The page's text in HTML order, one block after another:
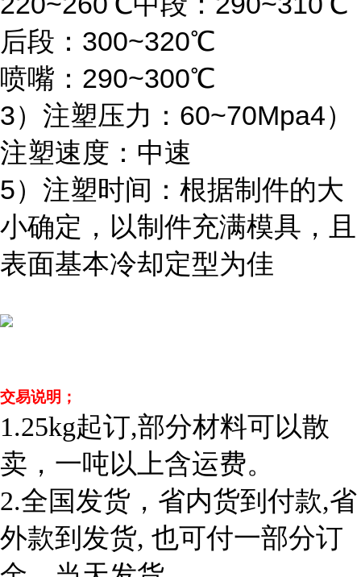
后段：300~320℃
喷嘴：290~300℃
3）注塑压力：60~70Mpa4）
注塑速度：中速
5）注塑时间：根据制件的大
小确定，以制件充满模具，且
表面基本冷却定型为佳
交易说明；
1.25kg起订,部分材料可以散
卖，一吨以上含运费。
2.全国发货，省内货到付款,省
外款到发货, 也可付一部分订